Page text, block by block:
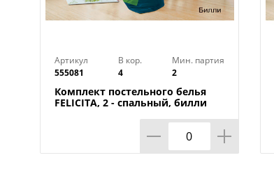
Артикул
555081
В кор.
4
Мин. партия
2
Комплект постельного белья
FELICITA, 2 - спальный, билли